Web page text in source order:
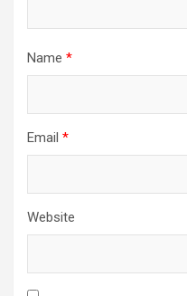
Name *
Email *
Website